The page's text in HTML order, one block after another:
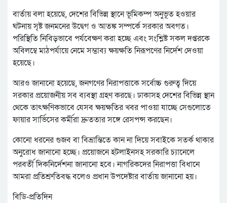
বার্তায় বলা হয়েছে, দেশের বিভিন্ন স্থানে ভূমিকম্প অনুভূত হওয়ার
ঘটনায় সৃষ্ট জনমনের উদ্বেগ ও আতঙ্ক সম্পর্কে সরকার অবগত।
পরিস্থিতি নিবিড়ভাবে পর্যবেক্ষণ করা হচ্ছে এবং সংশ্লিষ্ট সকল দপ্তরকে
অবিলম্বে মাঠপর্যায়ে নেমে সম্ভাব্য ক্ষয়ক্ষতি নিরূপণের নির্দেশ দেওয়া
হয়েছে।
আরও জানানো হয়েছে, জনগণের নিরাপত্তাকে সর্বোচ্চ গুরুত্ব দিয়ে
সরকার প্রয়োজনীয় সব ব্যবস্থা গ্রহণ করছে। ঢাকাসহ দেশের বিভিন্ন স্থান
থেকে তাৎক্ষণিকভাবে যেসব ক্ষয়ক্ষতির খবর পাওয়া যাচ্ছে সেগুলোতে
ফায়ার সার্ভিসের কর্মীরা দ্রুততার সঙ্গে রেসপন্স করছেন।
কোনো ধরনের গুজব বা বিভ্রান্তিতে কান না দিয়ে সবাইকে সতর্ক থাকার
অনুরোধ জানানো হচ্ছে। প্রয়োজনে হটলাইনসহ সরকারি চ্যানেলে
পরবর্তী দিকনির্দেশনা জানানো হবে। নাগরিকদের নিরাপত্তা বিধানে
আমরা প্রতিশ্রুতিবদ্ধ বলেও প্রধান উপদেষ্টার বার্তায় জানানো হয়।
বিডি-প্রতিদিন